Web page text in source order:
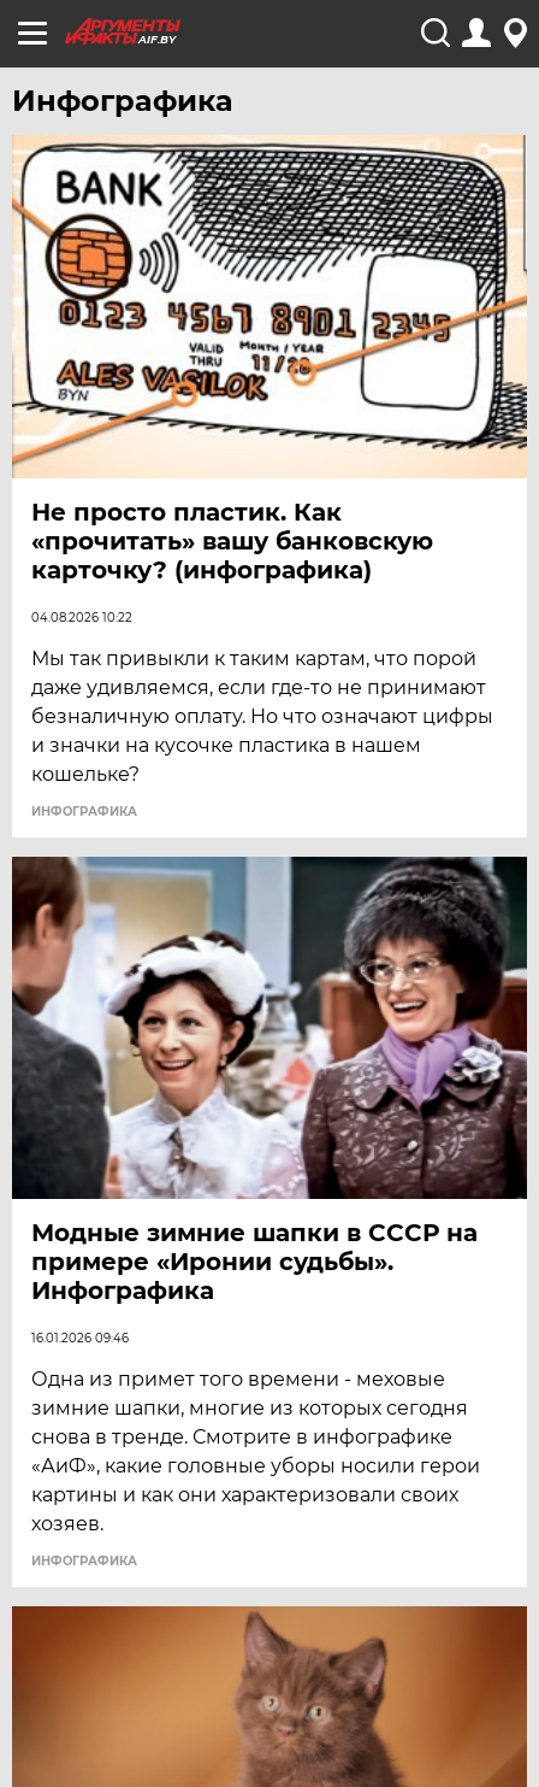
AIF.BY
Инфографика
Не просто пластик. Как
«прочитать» вашу банковскую
карточку? (инфографика)
04.08.2026 10:22
Мы так привыкли к таким картам, что порой
даже удивляемся, если где-то не принимают
безналичную оплату. Но что означают цифры
и значки на кусочке пластика в нашем
кошельке?
ИНФОГРАФИКА
Модные зимние шапки в СССР на
примере «Иронии судьбы».
Инфографика
16.01.2026 09:46
Одна из примет того времени - меховые
зимние шапки, многие из которых сегодня
снова в тренде. Смотрите в инфографике
«АиФ», какие головные уборы носили герои
картины и как они характеризовали своих
хозяев.
ИНФОГРАФИКА